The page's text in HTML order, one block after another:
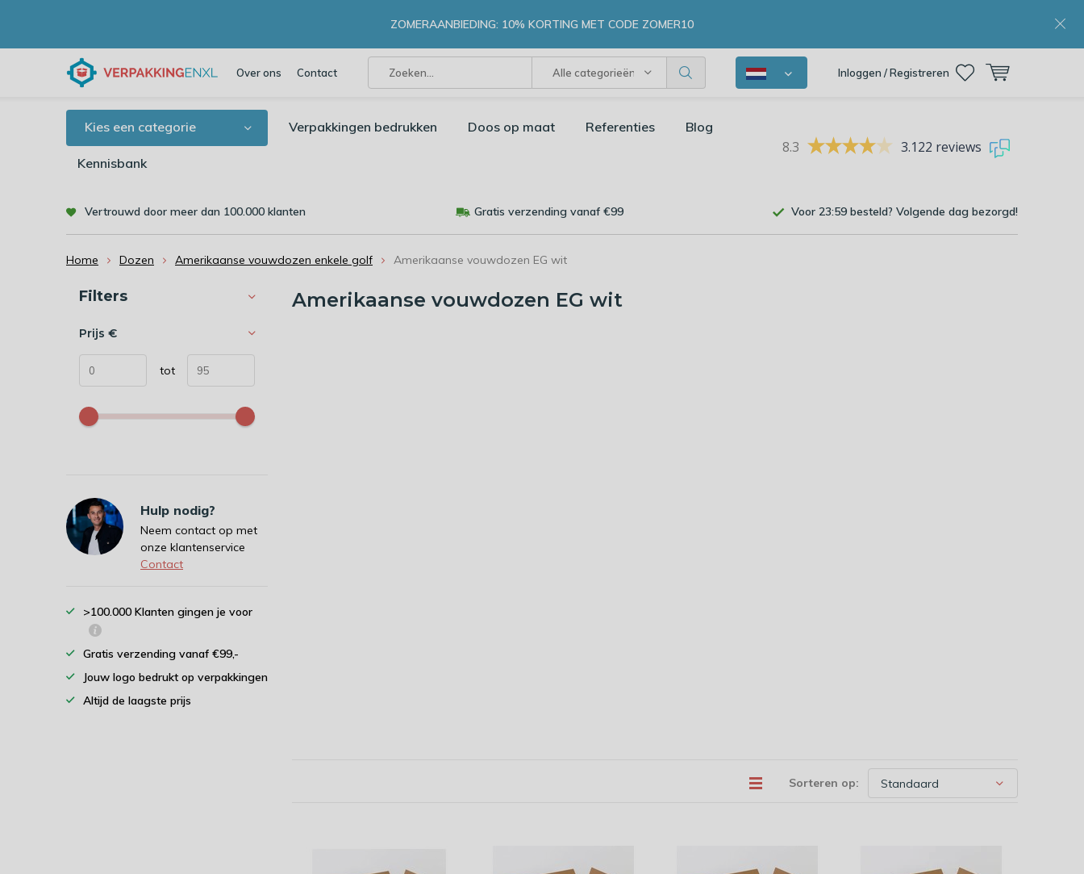
Over ons Contact Alle categorieën Inloggen / Registreren
ZOMERAANBIEDING: 10% KORTING MET CODE ZOMER10
Kies een categorie Verpakkingen bedrukken Doos op maat Referenties Blog
Kennisbank
8.3 3.122 reviews
Vertrouwd door meer dan 100.000 klanten Gratis verzending vanaf €99 Voor 23:59 besteld? Volgende dag bezorgd!
Home Dozen Amerikaanse vouwdozen enkele golf Amerikaanse vouwdozen EG wit
Amerikaanse vouwdozen EG wit
Sorteren op:
Sorteren op:
Filters
Prijs €
tot
Hulp nodig?
Neem contact op met
onze klantenservice
Contact
>100.000 Klanten gingen je voor
Gratis verzending vanaf €99,-
Jouw logo bedrukt op verpakkingen
Altijd de laagste prijs